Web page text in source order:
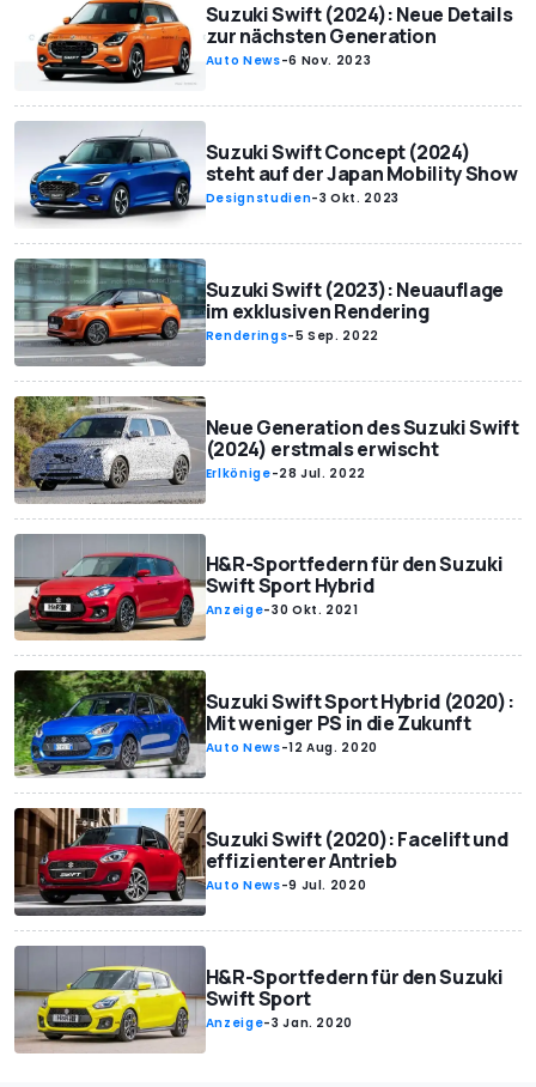
Suzuki Swift (2024): Neue Details
zur nächsten Generation
Auto News-6 Nov. 2023
Suzuki Swift Concept (2024)
steht auf der Japan Mobility Show
Designstudien-3 Okt. 2023
Suzuki Swift (2023): Neuauflage
im exklusiven Rendering
Renderings-5 Sep. 2022
Neue Generation des Suzuki Swift
(2024) erstmals erwischt
Erlkönige-28 Jul. 2022
H&R-Sportfedern für den Suzuki
Swift Sport Hybrid
Anzeige-30 Okt. 2021
Suzuki Swift Sport Hybrid (2020):
Mit weniger PS in die Zukunft
Auto News-12 Aug. 2020
Suzuki Swift (2020): Facelift und
effizienterer Antrieb
Auto News-9 Jul. 2020
H&R-Sportfedern für den Suzuki
Swift Sport
Anzeige-3 Jan. 2020